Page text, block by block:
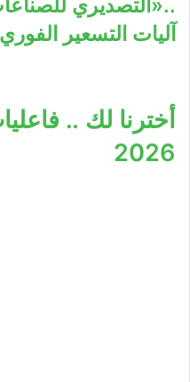
..«التصديري
آليات التسعير
أخترنا لك ..
2026